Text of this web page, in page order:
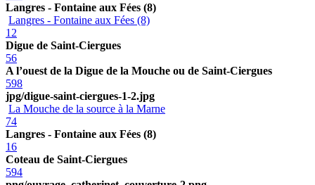
Langres - Fontaine aux Fées (8)
Langres - Fontaine aux Fées (8)
12
Digue de Saint-Ciergues
56
A l’ouest de la Digue de la Mouche ou de Saint-Ciergues
598
jpg/digue-saint-ciergues-1-2.jpg
La Mouche de la source à la Marne
74
Langres - Fontaine aux Fées (8)
16
Coteau de Saint-Ciergues
594